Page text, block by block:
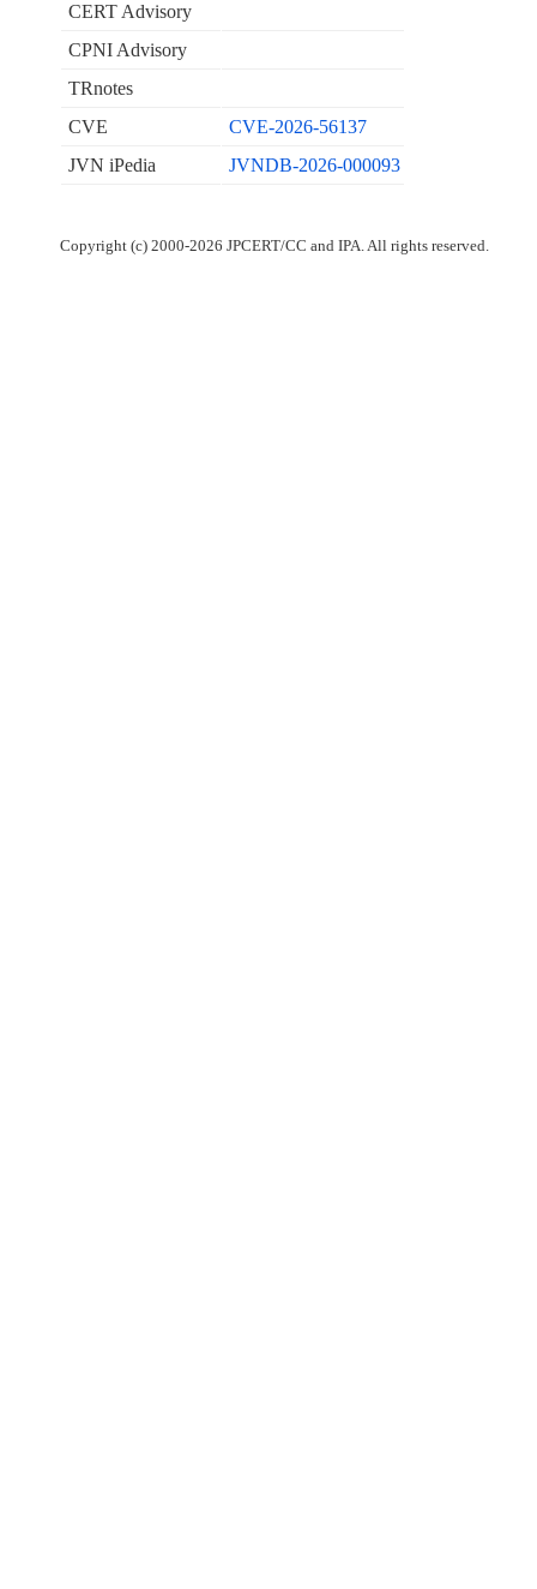
CERT Advisory
CPNI Advisory
TRnotes
CVE
CVE-2026-56137
JVN iPedia
JVNDB-2026-000093
Copyright (c) 2000-2026 JPCERT/CC and IPA. All rights reserved.